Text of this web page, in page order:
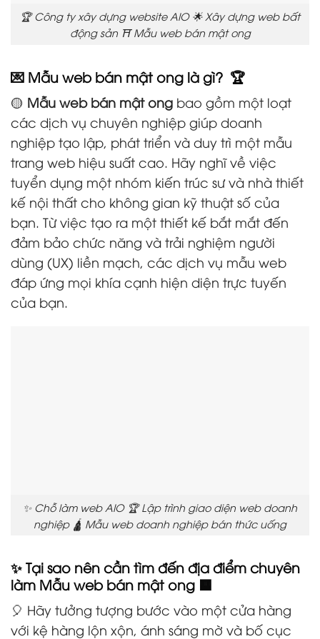
🏆 Công ty xây dựng website AIO 🌟 Xây dựng web bất
động sản ⛩️ Mẫu web bán mật ong
💌 Mẫu web bán mật ong là gì? 🏆
🟡 Mẫu web bán mật ong bao gồm một loạt
các dịch vụ chuyên nghiệp giúp doanh
nghiệp tạo lập, phát triển và duy trì một mẫu
trang web hiệu suất cao. Hãy nghĩ về việc
tuyển dụng một nhóm kiến trúc sư và nhà thiết
kế nội thất cho không gian kỹ thuật số của
bạn. Từ việc tạo ra một thiết kế bắt mắt đến
đảm bảo chức năng và trải nghiệm người
dùng (UX) liền mạch, các dịch vụ mẫu web
đáp ứng mọi khía cạnh hiện diện trực tuyến
của bạn.
✨ Chỗ làm web AIO 🏆 Lập trình giao diện web doanh
nghiệp 🛕 Mẫu web doanh nghiệp bán thức uống
✨ Tại sao nên cần tìm đến địa điểm chuyên
làm Mẫu web bán mật ong 🟧
🎈 Hãy tưởng tượng bước vào một cửa hàng
với kệ hàng lộn xộn, ánh sáng mờ và bố cục